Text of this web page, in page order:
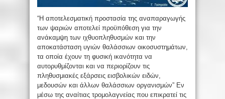
“Η αποτελεσματική προστασία της αναπαραγωγής
των ψαριών αποτελεί προϋπόθεση για την
ανάκαμψη των ιχθυοπληθυσμών και την
αποκατάσταση υγιών θαλάσσιων οικοσυστημάτων,
τα οποία έχουν τη φυσική ικανότητα να
αυτορυθμίζονται και να περιορίζουν τις
πληθυσμιακές εξάρσεις εισβολικών ειδών,
μεδουσών και άλλων θαλάσσιων οργανισμών” Εν
μέσω της αναίτιας τρομολαγνείας που επικρατεί τις